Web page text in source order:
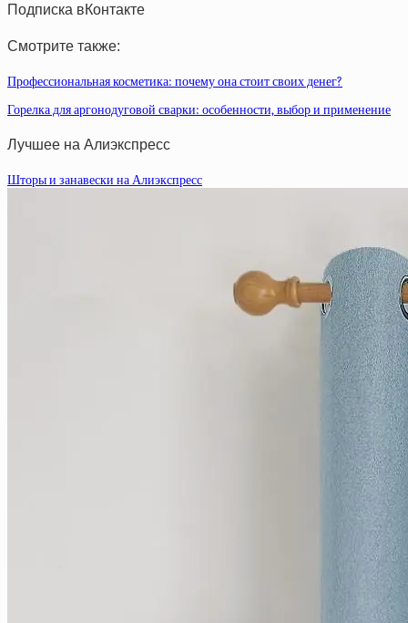
Подписка вКонтакте
Смотрите также:
Профессиональная косметика: почему она стоит своих денег?
Горелка для аргонодуговой сварки: особенности, выбор и применение
Лучшее на Алиэкспресс
Шторы и занавески на Алиэкспресс